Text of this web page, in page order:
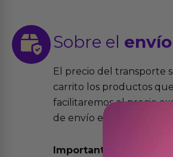
Sobre el envío
El precio del transporte
carrito los productos
facilitaremos el precio
de envío elegida y el
Importante:
Todos los